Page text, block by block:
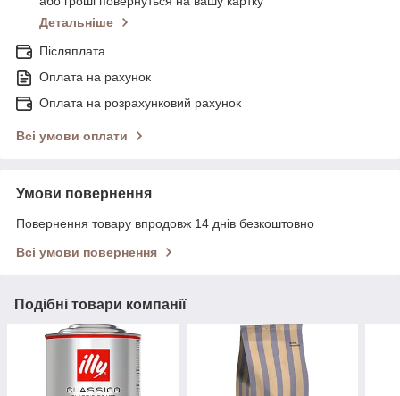
Детальніше
Післяплата
Оплата на рахунок
Оплата на розрахунковий рахунок
Всі умови оплати
Умови повернення
Повернення товару впродовж 14 днів безкоштовно
Всі умови повернення
Подібні товари компанії